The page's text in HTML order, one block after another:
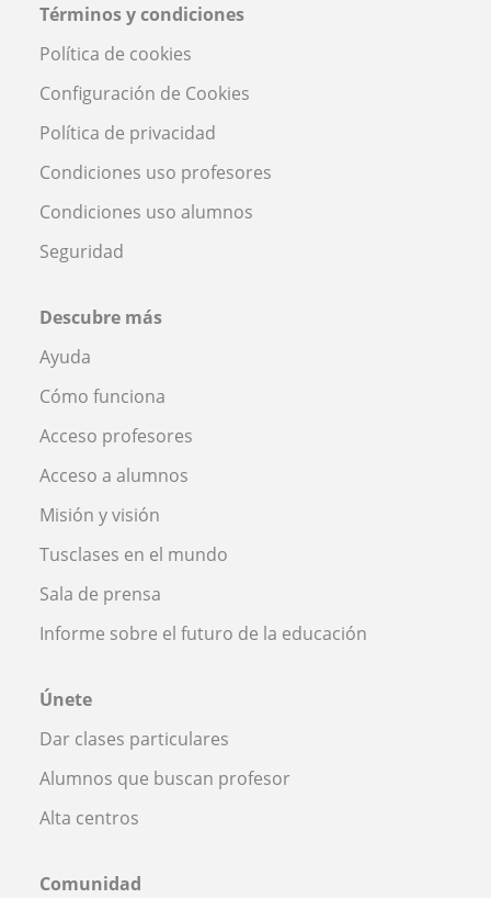
Términos y condiciones
Política de cookies
Configuración de Cookies
Política de privacidad
Condiciones uso profesores
Condiciones uso alumnos
Seguridad
Descubre más
Ayuda
Cómo funciona
Acceso profesores
Acceso a alumnos
Misión y visión
Tusclases en el mundo
Sala de prensa
Informe sobre el futuro de la educación
Únete
Dar clases particulares
Alumnos que buscan profesor
Alta centros
Comunidad